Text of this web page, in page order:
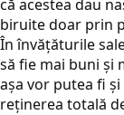
că acestea dau
biruite doar prin
În învăţăturile
să fie mai buni şi
aşa vor putea fi
reţinerea totală